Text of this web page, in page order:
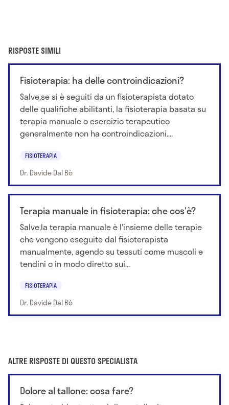
RISPOSTE SIMILI
Fisioterapia: ha delle controindicazioni?
Salve,se si è seguiti da un fisioterapista dotato
delle qualifiche abilitanti, la fisioterapia basata su
terapia manuale o esercizio terapeutico
generalmente non ha controindicazioni....
FISIOTERAPIA
Dr. Davide Dal Bò
Terapia manuale in fisioterapia: che cos'è?
Salve,la terapia manuale è l'insieme delle terapie
che vengono eseguite dal fisioterapista
manualmente, agendo su tessuti come muscoli e
tendini o in modo diretto sui...
FISIOTERAPIA
Dr. Davide Dal Bò
ALTRE RISPOSTE DI QUESTO SPECIALISTA
Dolore al tallone: cosa fare?